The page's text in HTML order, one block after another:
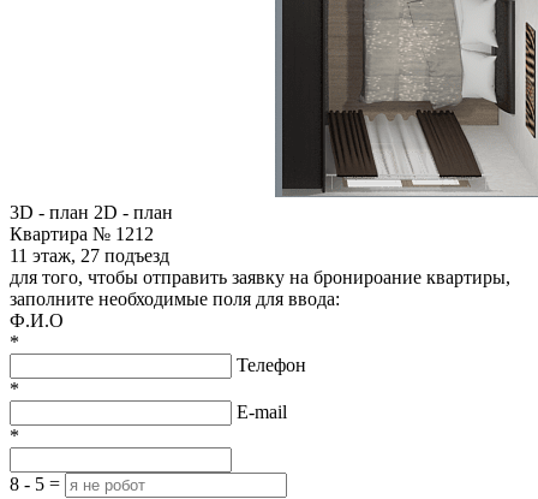
3D - план 2D - план
Квартира № 1212
11 этаж, 27 подъезд
для того, чтобы отправить заявку на бронироание квартиры,
заполните необходимые поля для ввода:
Ф.И.О
*
Телефон
*
E-mail
*
8 - 5 =